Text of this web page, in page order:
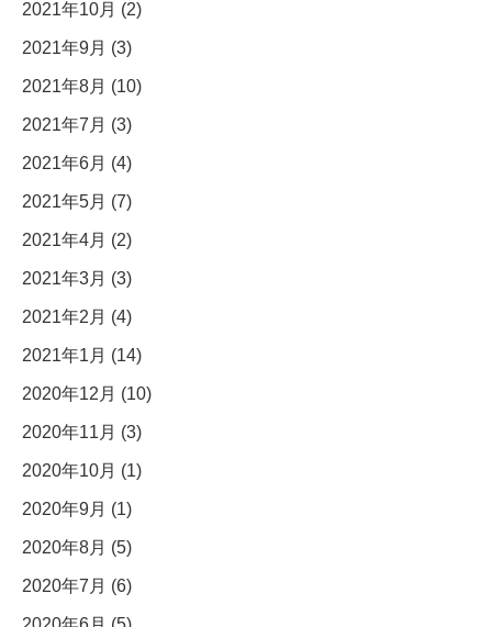
2021年10月 (2)
2021年9月 (3)
2021年8月 (10)
2021年7月 (3)
2021年6月 (4)
2021年5月 (7)
2021年4月 (2)
2021年3月 (3)
2021年2月 (4)
2021年1月 (14)
2020年12月 (10)
2020年11月 (3)
2020年10月 (1)
2020年9月 (1)
2020年8月 (5)
2020年7月 (6)